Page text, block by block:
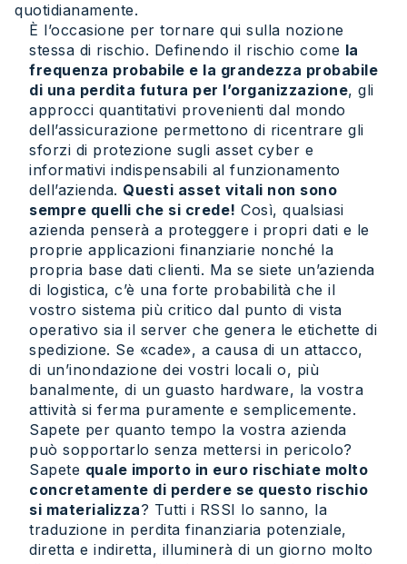
quotidianamente.
È l’occasione per tornare qui sulla nozione
stessa di rischio. Definendo il rischio come la
frequenza probabile e la grandezza probabile
di una perdita futura per l’organizzazione, gli
approcci quantitativi provenienti dal mondo
dell’assicurazione permettono di ricentrare gli
sforzi di protezione sugli asset cyber e
informativi indispensabili al funzionamento
dell’azienda. Questi asset vitali non sono
sempre quelli che si crede! Così, qualsiasi
azienda penserà a proteggere i propri dati e le
proprie applicazioni finanziarie nonché la
propria base dati clienti. Ma se siete un’azienda
di logistica, c’è una forte probabilità che il
vostro sistema più critico dal punto di vista
operativo sia il server che genera le etichette di
spedizione. Se «cade», a causa di un attacco,
di un’inondazione dei vostri locali o, più
banalmente, di un guasto hardware, la vostra
attività si ferma puramente e semplicemente.
Sapete per quanto tempo la vostra azienda
può sopportarlo senza mettersi in pericolo?
Sapete quale importo in euro rischiate molto
concretamente di perdere se questo rischio
si materializza? Tutti i RSSI lo sanno, la
traduzione in perdita finanziaria potenziale,
diretta e indiretta, illuminerà di un giorno molto